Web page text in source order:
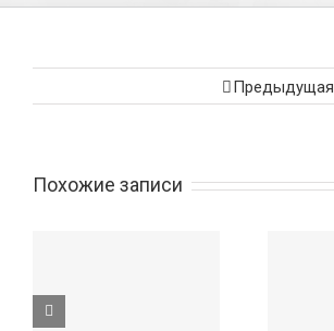
Предыдущая
Похожие записи